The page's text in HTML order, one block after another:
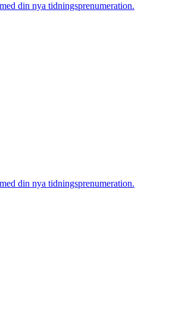
din nya tidningsprenumeration.
din nya tidningsprenumeration.